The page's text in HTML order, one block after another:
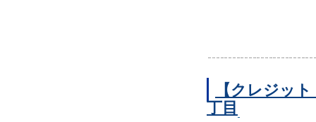
【クレジッ
丁目